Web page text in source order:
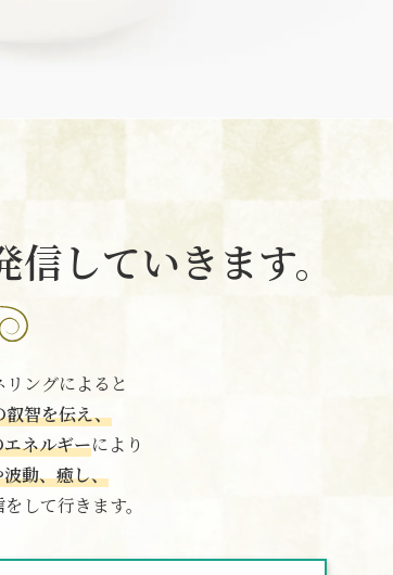
信していきます。
リングによると
叡智を伝え、
ネルギーにより
動、癒し、
して行きます。